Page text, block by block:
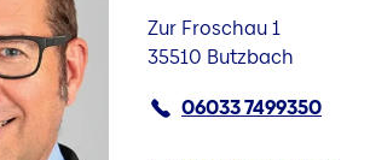
Zur Froschau 1
35510 Butzbach
06033 7499350